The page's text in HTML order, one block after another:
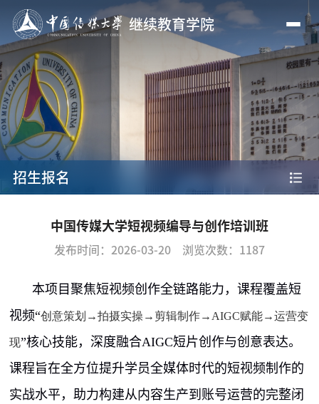
继续教育学院
招生报名
中国传媒大学短视频编导与创作培训班
发布时间：2026-03-20 浏览次数： 1187
本项目聚焦短视频创作全链路能力，课程覆盖短
视频“创意策划→拍摄实操→剪辑制作→ AIGC赋能→运营变
现”核心技能，深度融合AIGC短片创作与创意表达。
课程旨在全方位提升学员全媒体时代的短视频制作的
实战水平，助力构建从内容生产到账号运营的完整闭